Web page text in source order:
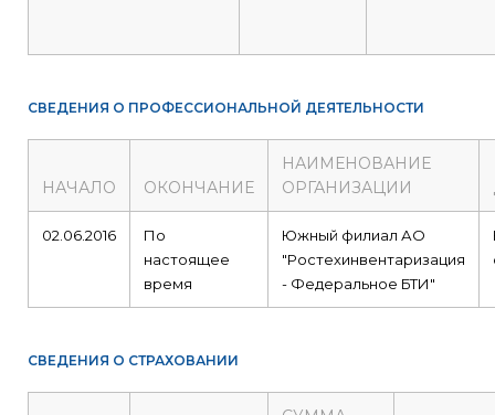
СВЕДЕНИЯ О ПРОФЕССИОНАЛЬНОЙ ДЕЯТЕЛЬНОСТИ
НАЧАЛО ОКОНЧАНИЕ
НАИМЕНОВАНИЕ
ОРГАНИЗАЦИИ
02.06.2016
По
настоящее
время
Южный филиал АО
"Ростехинвентаризация
- Федеральное БТИ"
СВЕДЕНИЯ О СТРАХОВАНИИ